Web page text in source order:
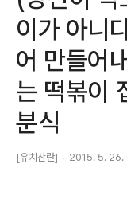
이가 아니
어 만들어
는 떡볶이
분식
[유치찬란] 2015. 5. 26.